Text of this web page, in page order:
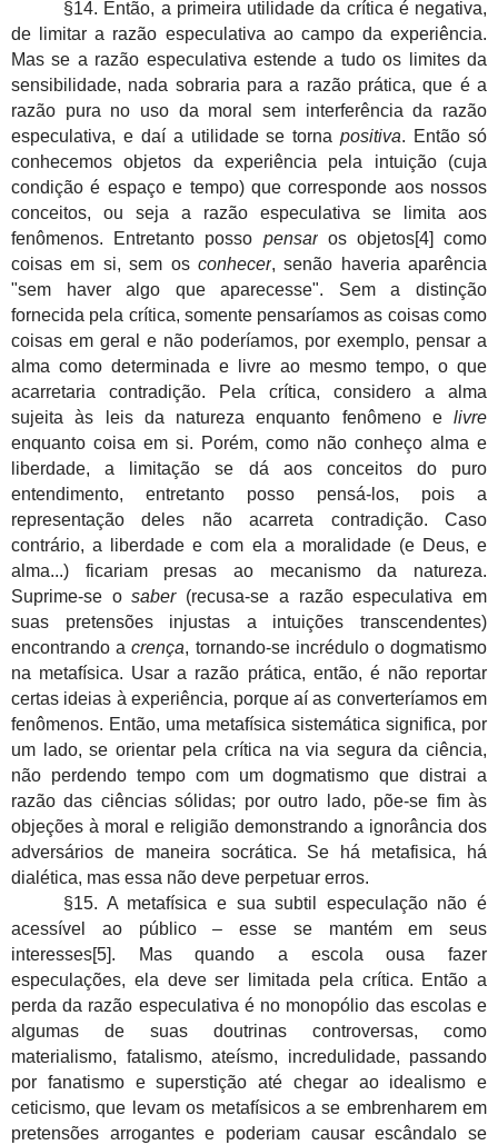
§14. Então, a primeira utilidade da crítica é negativa,
de limitar a razão especulativa ao campo da experiência.
Mas se a razão especulativa estende a tudo os limites da
sensibilidade, nada sobraria para a razão prática, que é a
razão pura no uso da moral sem interferência da razão
especulativa, e daí a utilidade se tornapositiva. Então só
conhecemos objetos da experiência pela intuição (cuja
condição é espaço e tempo) que corresponde aos nossos
conceitos, ou seja a razão especulativa se limita aos
fenômenos. Entretanto posso pensaros objetos[4] como
coisas em si, sem os conhecer, senão haveria aparência
"sem haver algo que aparecesse". Sem a distinção
fornecida pela crítica, somente pensaríamos as coisas como
coisas em geral e não poderíamos, por exemplo, pensar a
alma como determinada e livre ao mesmo tempo, o que
acarretaria contradição. Pela crítica, considero a alma
sujeita às leis da natureza enquanto fenômeno e livre
enquanto coisa em si. Porém, como não conheço alma e
liberdade, a limitação se dá aos conceitos do puro
entendimento, entretanto posso pensá-los, pois a
representação deles não acarreta contradição. Caso
contrário, a liberdade e com ela a moralidade (e Deus, e
alma...) ficariam presas ao mecanismo da natureza.
Suprime-se osaber(recusa-se a razão especulativa em
suas pretensões injustas a intuições transcendentes)
encontrando acrença, tornando-se incrédulo o dogmatismo
na metafísica. Usar a razão prática, então, é não reportar
certas ideias à experiência, porque aí as converteríamos em
fenômenos. Então, uma metafísica sistemática significa, por
um lado, se orientar pela crítica na via segura da ciência,
não perdendo tempo com um dogmatismo que distrai a
razão das ciências sólidas; por outro lado, põe-se fim às
objeções à moral e religião demonstrando a ignorância dos
adversários de maneira socrática. Se há metafisica, há
dialética, mas essa não deve perpetuar erros.
§15. A metafísica e sua subtil especulação não é
acessível ao público – esse se mantém em seus
interesses[5]. Mas quando a escola ousa fazer
especulações, ela deve ser limitada pela crítica. Então a
perda da razão especulativa é no monopólio das escolas e
algumas de suas doutrinas controversas, como
materialismo, fatalismo, ateísmo, incredulidade, passando
por fanatismo e superstição até chegar ao idealismo e
ceticismo, que levam os metafísicos a se embrenharem em
pretensões arrogantes e poderiam causar escândalo se